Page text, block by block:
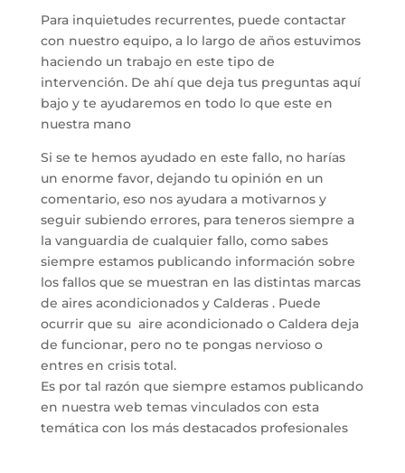
Para inquietudes recurrentes, puede contactar
con nuestro equipo, a lo largo de años estuvimos
haciendo un trabajo en este tipo de
intervención. De ahí que deja tus preguntas aquí
bajo y te ayudaremos en todo lo que este en
nuestra mano
Si se te hemos ayudado en este fallo, no harías
un enorme favor, dejando tu opinión en un
comentario, eso nos ayudara a motivarnos y
seguir subiendo errores, para teneros siempre a
la vanguardia de cualquier fallo, como sabes
siempre estamos publicando información sobre
los fallos que se muestran en las distintas marcas
de aires acondicionados y Calderas . Puede
ocurrir que su aire acondicionado o Caldera deja
de funcionar, pero no te pongas nervioso o
entres en crisis total.
Es por tal razón que siempre estamos publicando
en nuestra web temas vinculados con esta
temática con los más destacados profesionales